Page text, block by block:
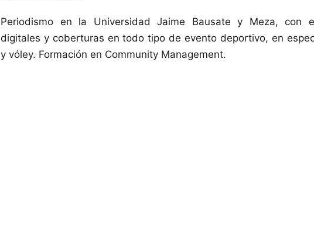
Periodismo en la Universidad Jaime Bausate y Meza, con
digitales y coberturas en todo tipo de evento deportivo, en
y vóley. Formación en Community Management.